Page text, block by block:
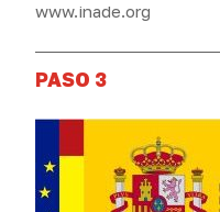
www.inade.org
PASO 3